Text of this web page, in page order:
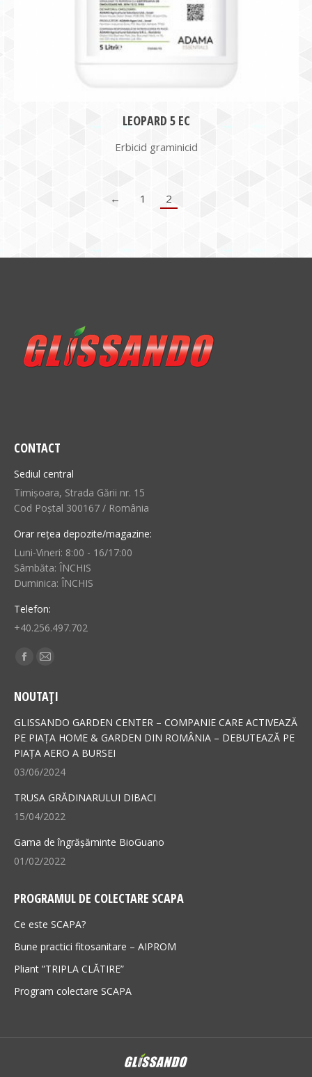
LEOPARD 5 EC
Erbicid graminicid
← 1 2
CONTACT
Sediul central
Timișoara, Strada Gării nr. 15
Cod Poștal 300167 / România
Orar rețea depozite/magazine:
Luni-Vineri: 8:00 - 16/17:00
Sâmbăta: ÎNCHIS
Duminica: ÎNCHIS
Telefon:
+40.256.497.702
Find us on:
Facebook
opens
in
new
window
Mail
opens
in
new
window
NOUTAȚI
GLISSANDO GARDEN CENTER – COMPANIE CARE ACTIVEAZĂ
PE PIAȚA HOME & GARDEN DIN ROMÂNIA – DEBUTEAZĂ PE
PIAȚA AERO A BURSEI
03/06/2024
TRUSA GRĂDINARULUI DIBACI
15/04/2022
Gama de îngrășăminte BioGuano
01/02/2022
PROGRAMUL DE COLECTARE SCAPA
Ce este SCAPA?
Bune practici fitosanitare – AIPROM
Pliant ”TRIPLA CLĂTIRE”
Program colectare SCAPA